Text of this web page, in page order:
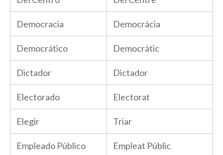
Democracia Democràcia
Democrático Democràtic
Dictador Dictador
Electorado Electorat
Elegir Triar
Empleado Público Empleat Públic